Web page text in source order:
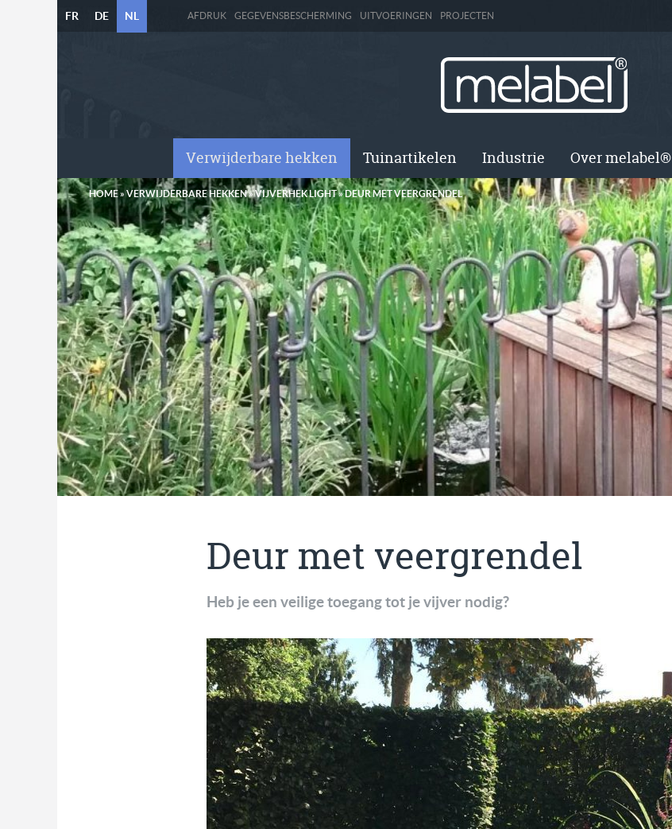
FR DE NL AFDRUK GEGEVENSBESCHERMING UITVOERINGEN PROJECTEN
Verwijderbare hekken Tuinartikelen Industrie Over melabel®
HOME » VERWIJDERBARE HEKKEN»VIJVERHEK LIGHT»DEUR MET VEERGRENDEL
Deur met veergrendel
Heb je een veilige toegang tot je vijver nodig?